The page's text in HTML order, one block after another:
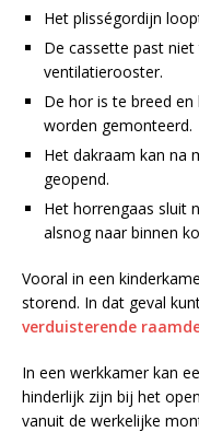
Het plisségordijn
De cassette past
ventilatierooster.
De hor is te breed
worden gemonteerd.
Het dakraam kan na
geopend.
Het horrengaas sluit
alsnog naar binnen
Vooral in een
storend. In dat geval
verduisterende
In een werkkamer kan
hinderlijk zijn bij het
vanuit de werkelijke